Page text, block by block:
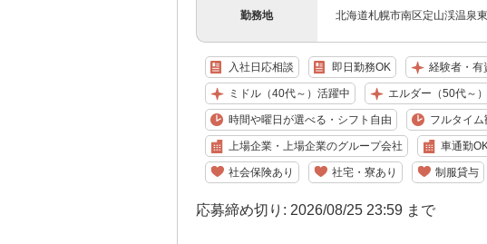
勤務地 北海道札幌市南区定山渓温泉
入社日応相談 即日勤務OK 経験者・有
ミドル（40代～）活躍中 エルダー（50代～
時間や曜日が選べる・シフト自由 フルタイム
上場企業・上場企業のグループ会社 車通勤
社会保険あり 社宅・寮あり 制服貸与
応募締め切り: 2026/08/25 23:59 まで